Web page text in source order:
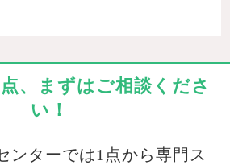
、まずはご相談くださ
い！
ンターでは1点から専門ス